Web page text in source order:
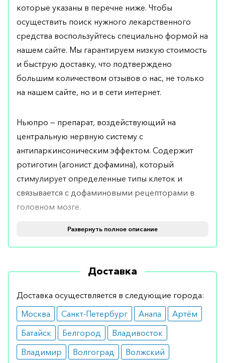
которые указаны в перечне ниже. Чтобы
осуществить поиск нужного лекарственного
средства воспользуйтесь специально формой на
нашем сайте. Мы гарантируем низкую стоимость
и быструю доставку, что подтверждено
большим количеством отзывов о нас, не только
на нашем сайте, но и в сети интернет.
Ньюпро — препарат, воздействующий на
центральную нервную систему с
антипаркинсоническим эффектом. Содержит
ротиготин (агонист дофамина), который
стимулирует определенные типы клеток и
связывается с дофаминовыми рецепторами в
головном мозге.
Кому показан
Пластырь рекомендуется больным на ранней
качестве монотерапии или при
прогрессирующей болезни Паркинсона в
сочетании с леводопой.
Препарат также можно применять у пациентов с
умеренным и тяжелым симптоматическим
идиопатическим СБН.
Развернуть полное описание
Доставка
Доставка осуществляется в следующие города:
Москва
Санкт-Петербург Анапа
Артём
Батайск
Белгород
Владивосток
Владимир
Волгоград
Волжский